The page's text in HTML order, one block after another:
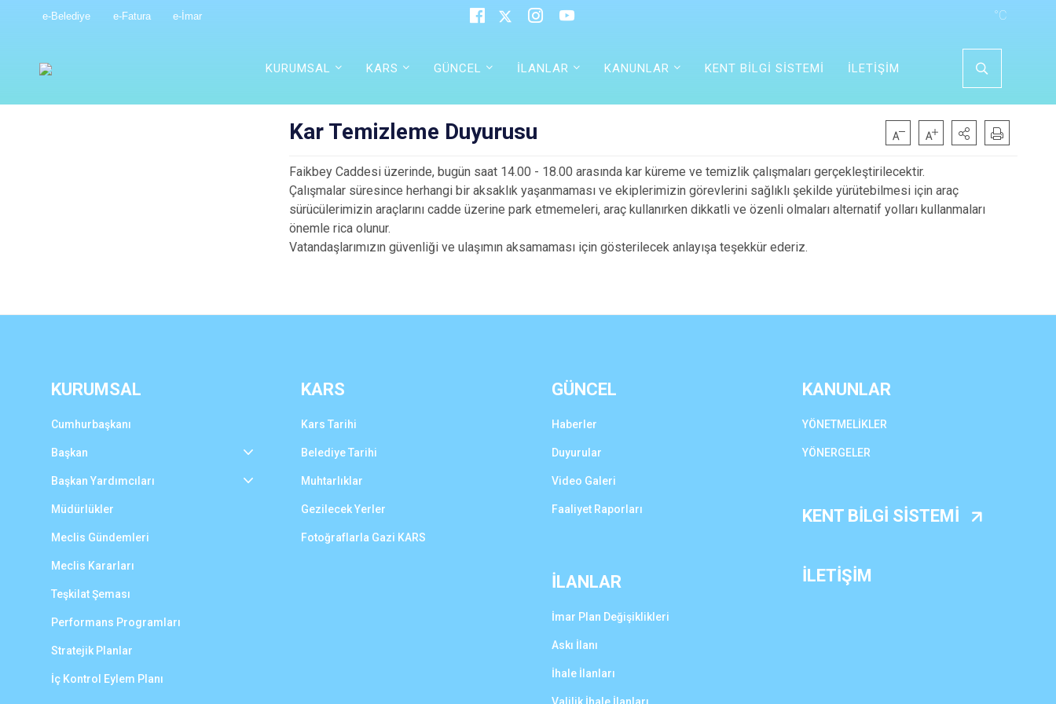
e-Belediye e-Fatura e-İmar °C
KURUMSAL KARS GÜNCEL İLANLAR KANUNLAR KENT BİLGİ SİSTEMİ İLETİŞİM
Kar Temizleme Duyurusu
Faikbey Caddesi üzerinde, bugün saat 14.00 - 18.00 arasında kar küreme ve temizlik çalışmaları gerçekleştirilecektir.
Çalışmalar süresince herhangi bir aksaklık yaşanmaması ve ekiplerimizin görevlerini sağlıklı şekilde yürütebilmesi için araç
sürücülerimizin araçlarını cadde üzerine park etmemeleri, araç kullanırken dikkatli ve özenli olmaları alternatif yolları kullanmaları
önemle rica olunur.
Vatandaşlarımızın güvenliği ve ulaşımın aksamaması için gösterilecek anlayışa teşekkür ederiz.
KURUMSAL
Cumhurbaşkanı
Başkan
Başkan Yardımcıları
Müdürlükler
Meclis Gündemleri
Meclis Kararları
Teşkilat Şeması
Performans Programları
Stratejik Planlar
İç Kontrol Eylem Planı
KARS
Kars Tarihi
Belediye Tarihi
Muhtarlıklar
Gezilecek Yerler
Fotoğraflarla Gazi KARS
GÜNCEL
Haberler
Duyurular
Video Galeri
Faaliyet Raporları
İLANLAR
İmar Plan Değişiklikleri
Askı İlanı
İhale İlanları
KANUNLAR
YÖNETMELİKLER
YÖNERGELER
KENT BİLGİ SİSTEMİ
İLETİŞİM